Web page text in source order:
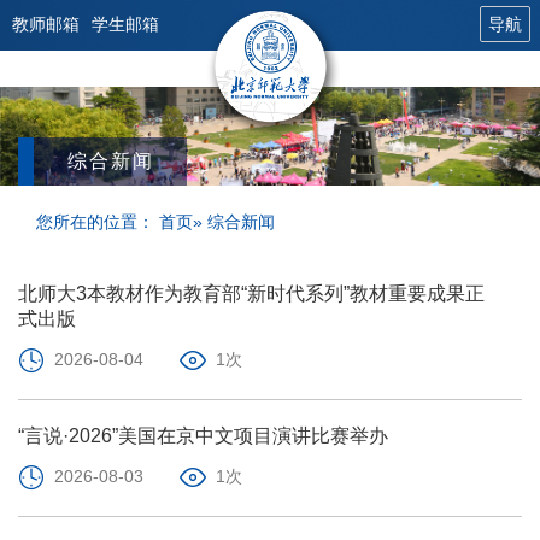
教师邮箱 学生邮箱 导航
综合新闻
您所在的位置： 首页» 综合新闻
北师大3本教材作为教育部“新时代系列”教材重要成果正
式出版
2026-08-04 1次
“言说·2026”美国在京中文项目演讲比赛举办
2026-08-03 1次